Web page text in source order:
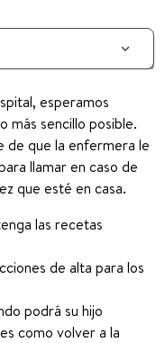
esperamos
más sencillo posible.
de que la enfermera le
llamar en caso de
que esté en casa.
las recetas
de alta para los
podrá su hijo
como volver a la